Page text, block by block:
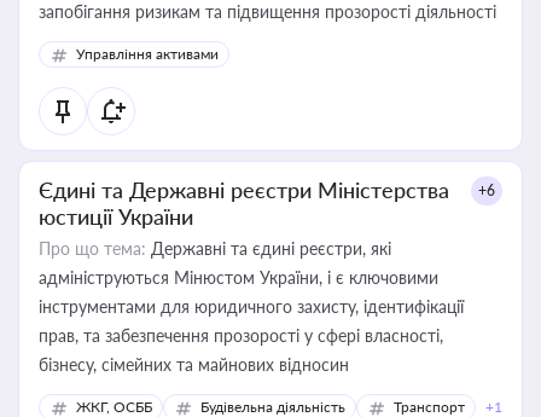
запобігання ризикам та підвищення прозорості діяльності
Управління активами
Єдині та Державні реєстри Міністерства
юстиції України
+6
Про що тема: Державні та єдині реєстри, які
адмініструються Мінюстом України, і є ключовими
інструментами для юридичного захисту, ідентифікації
прав, та забезпечення прозорості у сфері власності,
бізнесу, сімейних та майнових відносин
ЖКГ, ОСББ Будівельна діяльність Транспорт +1